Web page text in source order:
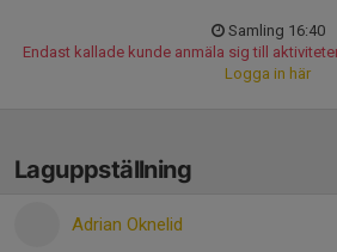
Samling 16:40
Endast kallade kunde anmäla sig till
Logga in här
Laguppställning
Adrian Oknelid